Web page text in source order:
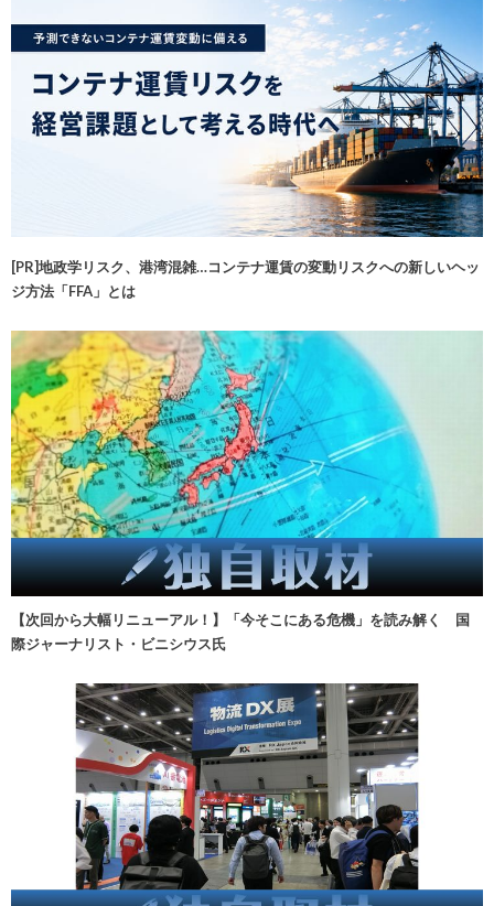
[PR]地政学リスク、港湾混雑…コンテナ運賃の変動リスクへの新しいヘッ
ジ方法「FFA」とは
【次回から大幅リニューアル！】「今そこにある危機」を読み解く 国
際ジャーナリスト・ビニシウス氏